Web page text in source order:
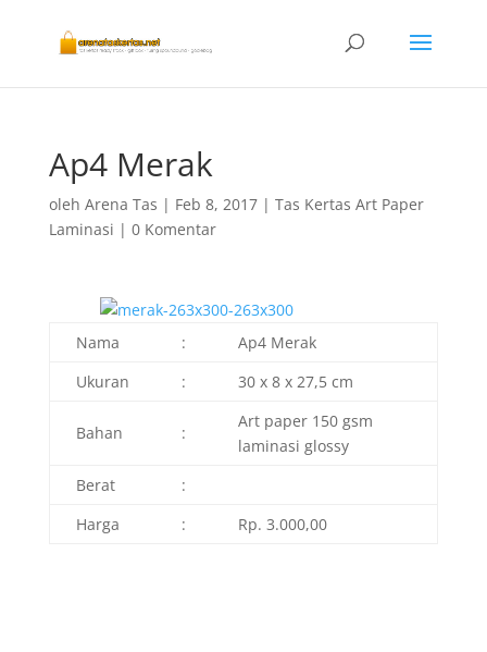
Ap4 Merak
oleh Arena Tas | Feb 8, 2017| Tas Kertas Art Paper
Laminasi | 0 Komentar
Nama :
Ap4 Merak
Ukuran
: 30 x 8 x 27,5 cm
Bahan :
Art paper 150 gsm
laminasi glossy
Berat
:
Harga
: Rp. 3.000,00